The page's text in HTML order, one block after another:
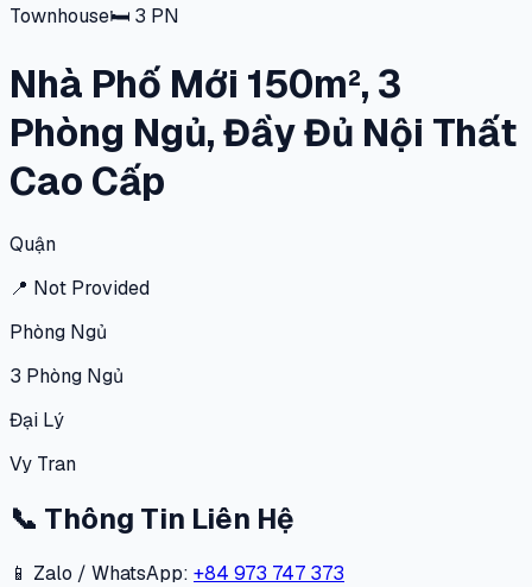
Townhouse🛏 3 PN
Nhà Phố Mới 150m², 3
Phòng Ngủ, Đầy Đủ Nội Thất
Cao Cấp
Quận
📍 Not Provided
Phòng Ngủ
3 Phòng Ngủ
Đại Lý
Vy Tran
📞 Thông Tin Liên Hệ
📱 Zalo / WhatsApp: +84 973 747 373